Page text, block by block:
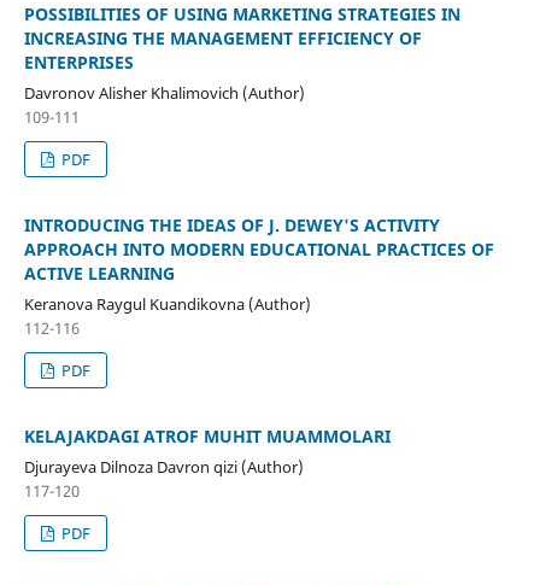
PОSSIBILITIES ОF USING MАRKETING STRАTEGIES IN
INCREАSING THE MАNАGEMENT EFFICIENCY ОF
ENTERPRISES
Dаvrоnоv Аlisher Khаlimоvich (Author)
109-111
PDF
INTRODUCING THE IDEAS OF J. DEWEY'S ACTIVITY
APPROACH INTO MODERN EDUCATIONAL PRACTICES OF
ACTIVE LEARNING
Keranova Raygul Kuandikovna (Author)
112-116
PDF
KELAJAKDAGI ATROF MUHIT MUAMMOLARI
Djurayeva Dilnoza Davron qizi (Author)
117-120
PDF